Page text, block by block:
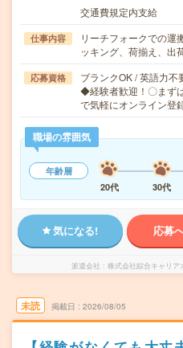
交通費規定内支給
仕事内容
リーチフォークでの運
ッキング、荷揃え、
応募資格
ブランクOK / 英語力不
◆経験者歓迎！〇まず
で気軽にオンライン
職場の雰囲気
年齢層
20代
30代
気になる! 応募
派遣会社 株式会社綜合キャリ
未読 掲載日 2026/08/05